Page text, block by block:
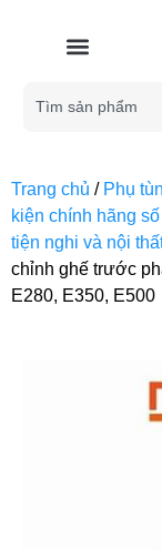
Trang chủ / Phụ
kiện chính hãng
tiện nghi và nội
chỉnh ghế trước
E280, E350, E500